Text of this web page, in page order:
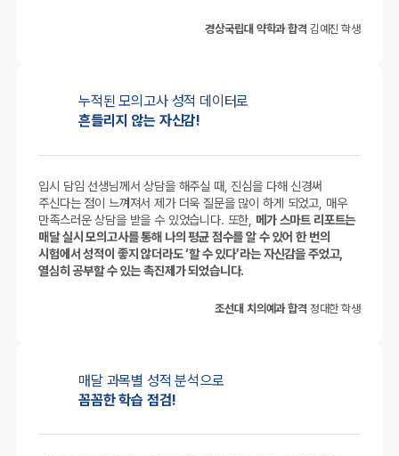
경상국립대 약학과 합격 김예진 학생
누적된 모의고사 성적 데이터로
흔들리지 않는 자신감!
입시 담임 선생님께서 상담을 해주실 때, 진심을 다해 신경써
주신다는 점이 느껴져서 제가 더욱 질문을 많이 하게 되었고, 매우
만족스러운 상담을 받을 수 있었습니다. 또한, 메가 스마트 리포트는
매달 실시 모의고사를 통해 나의 평균 점수를 알 수 있어 한 번의
시험에서 성적이 좋지 않더라도 ‘할 수 있다’라는 자신감을 주었고,
열심히 공부할 수 있는 촉진제가 되었습니다.
조선대 치의예과 합격 정대한 학생
매달 과목별 성적 분석으로
꼼꼼한 학습 점검!